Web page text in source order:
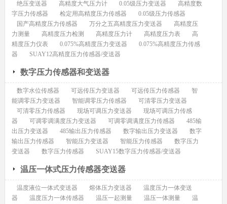
绝压变送器 高精度大气压力计 0.05级压力变送器
高精度数
字压力传感器
检定用高精度压力传感器
0.05级压力传感器
国产高精度压力传感器
万分之五高精度压力变送器
高精度压
力测量
高精度压力检测 高精度压力计 高精度压力表
高
精度压力仪表
0.075%高精度压力变送器
0.075%高精度压力传感
器
SUAY12高精度压力传感器/变送器
数字压力传感器和变送器
数字水位传感器 可远传压力变送器 可远传压力传感器
智
能调零压力变送器
智能调零压力传感器
可清零压力变送器
可清零压力传感器
现场可调压力变送器
现场可调压力传感
器
可调零调满度压力变送器 可调零调满度压力传感器
485输
出压力变送器
485输出压力传感器 数字输出压力变送器
数字
输出压力传感器
智能压力变送器 智能压力传感器
数字压力
变送器
数字压力传感器 SUAY15数字压力传感器/变送器
温压一体式压力传感器变送器
温度液位一体式变送器 熔体压力变送器
温度压力一体变送
器
温度压力一体传感器 温压一起测量 温压一体测量
温